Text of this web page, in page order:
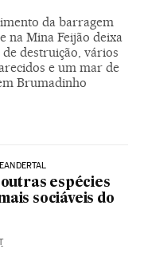
da barragem
na Mina Feijão deixa
destruição, vários
e um mar de
Brumadinho
espécies
sociáveis do